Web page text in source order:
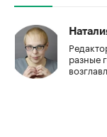
разные